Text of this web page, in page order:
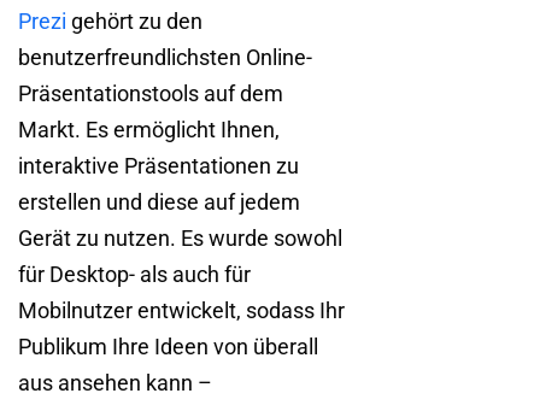
Prezi gehört zu den
benutzerfreundlichsten Online-
Präsentationstools auf dem
Markt. Es ermöglicht Ihnen,
interaktive Präsentationen zu
erstellen und diese auf jedem
Gerät zu nutzen. Es wurde sowohl
für Desktop- als auch für
Mobilnutzer entwickelt, sodass Ihr
Publikum Ihre Ideen von überall
aus ansehen kann –